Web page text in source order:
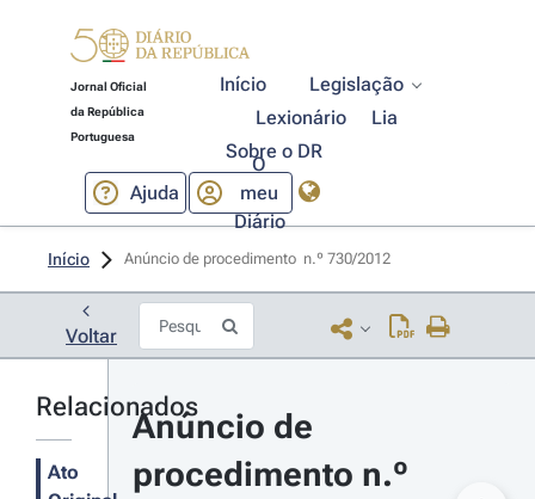
Jornal Oficial
da República
Portuguesa
Início
Legislação
Lexionário
Lia
Sobre o DR
Ajuda
O
meu
Diário
Início Anúncio de procedimento  n.º 730/2012
Voltar
Relacionados
Ato
Anúncio de
procedimento n.º